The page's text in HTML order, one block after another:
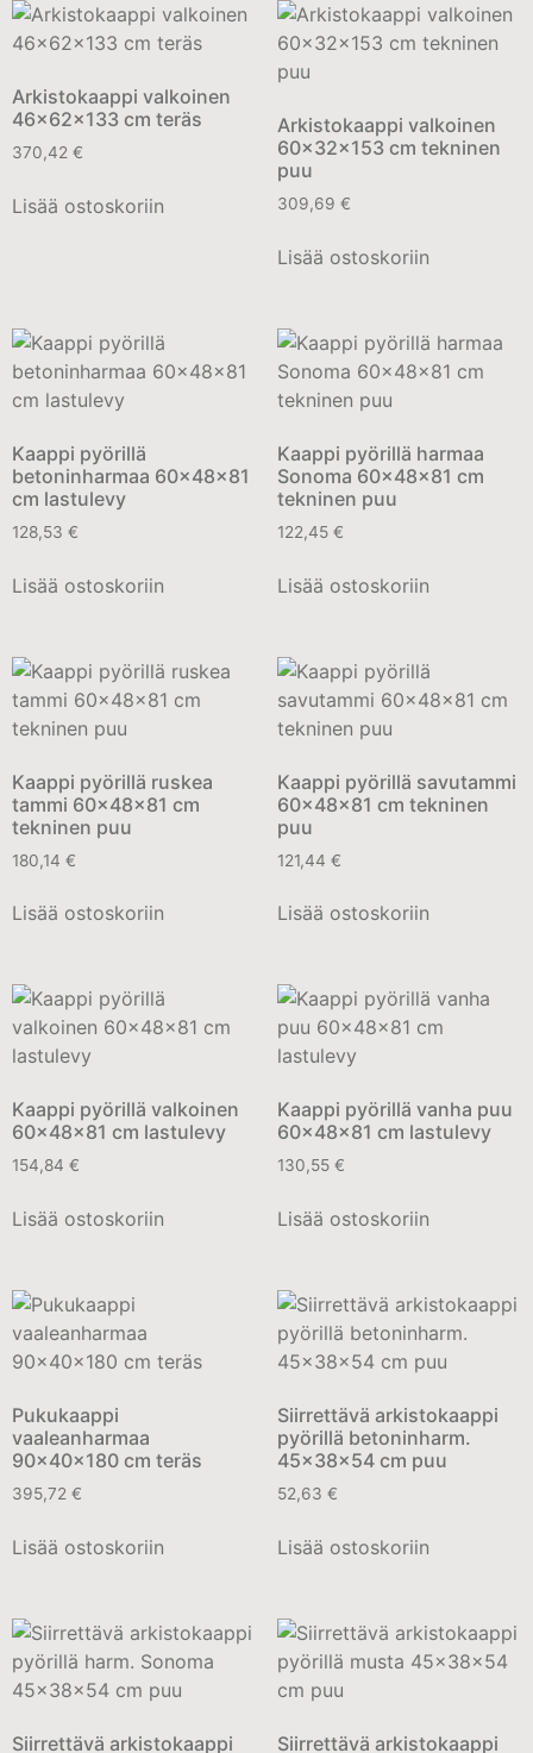
Arkistokaappi valkoinen
46x62x133 cm teräs
370,42 €
Lisää ostoskoriin
Arkistokaappi valkoinen
60x32x153 cm tekninen
puu
309,69 €
Lisää ostoskoriin
Kaappi pyörillä
betoninharmaa 60x48x81
cm lastulevy
128,53 €
Lisää ostoskoriin
Kaappi pyörillä harmaa
Sonoma 60x48x81 cm
tekninen puu
122,45 €
Lisää ostoskoriin
Kaappi pyörillä ruskea
tammi 60x48x81 cm
tekninen puu
180,14 €
Lisää ostoskoriin
Kaappi pyörillä savutammi
60x48x81 cm tekninen
puu
121,44 €
Lisää ostoskoriin
Kaappi pyörillä valkoinen
60x48x81 cm lastulevy
154,84 €
Lisää ostoskoriin
Kaappi pyörillä vanha puu
60x48x81 cm lastulevy
130,55 €
Lisää ostoskoriin
Pukukaappi
vaaleanharmaa
90x40x180 cm teräs
395,72 €
Lisää ostoskoriin
Siirrettävä arkistokaappi
pyörillä betoninharm.
45x38x54 cm puu
52,63 €
Lisää ostoskoriin
Siirrettävä arkistokaappi Siirrettävä arkistokaappi